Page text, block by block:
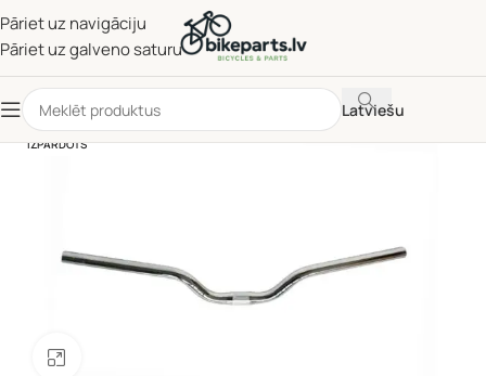
Pāriet uz navigāciju
Pāriet uz galveno saturu
Latviešu
IZPĀRDOTS